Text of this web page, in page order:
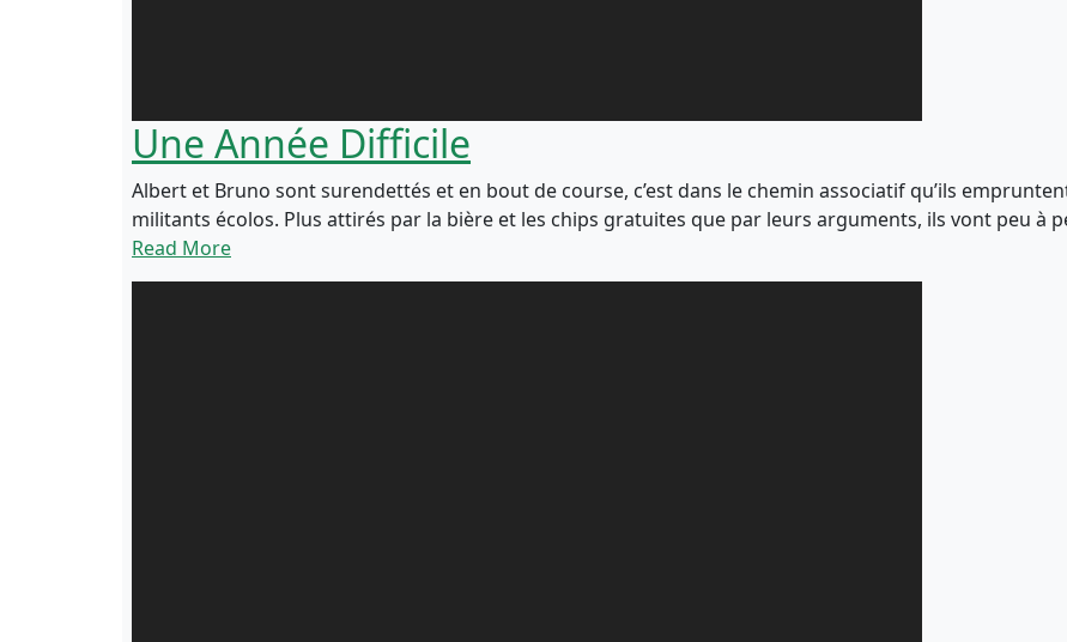
Une Année Difficile
Albert et Bruno sont surendettés et en bout de course, c’est dans le chemin associatif qu’ils
militants écolos. Plus attirés par la bière et les chips gratuites que par leurs arguments, ils vont peu
Read More